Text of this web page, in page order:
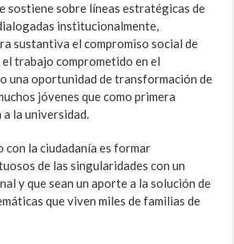
sostiene sobre líneas estratégicas de
institucionalmente,
sustantiva el compromiso social de
trabajo comprometido en el
una oportunidad de transformación de
jóvenes que como primera
la universidad.
con la ciudadanía es formar
de las singularidades con un
y que sean un aporte a la solución de
que viven miles de familias de